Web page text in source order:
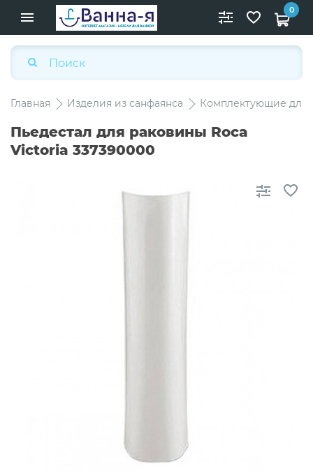
0
Главная Изделия из санфаянса Комплектующие для
Пьедестал для раковины Roca
Victoria 337390000